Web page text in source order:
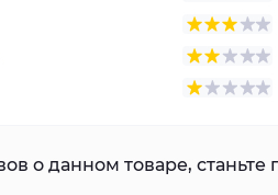
о данном товаре, станьте